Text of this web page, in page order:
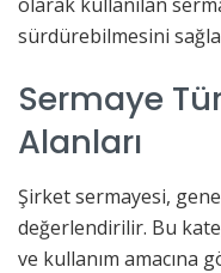
sürdürebilmesini
Sermaye
Alanları
Şirket sermayesi,
değerlendirilir. Bu
ve kullanım amacına